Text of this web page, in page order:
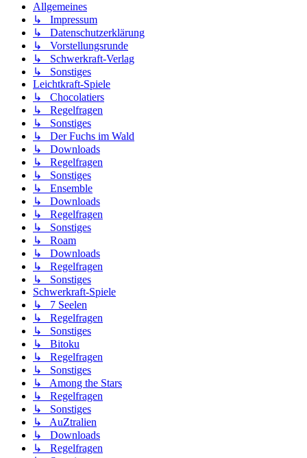
Allgemeines
↳ Impressum
↳ Datenschutzerklärung
↳ Vorstellungsrunde
↳ Schwerkraft-Verlag
↳ Sonstiges
Leichtkraft-Spiele
↳ Chocolatiers
↳ Regelfragen
↳ Sonstiges
↳ Der Fuchs im Wald
↳ Downloads
↳ Regelfragen
↳ Sonstiges
↳ Ensemble
↳ Downloads
↳ Regelfragen
↳ Sonstiges
↳ Roam
↳ Downloads
↳ Regelfragen
↳ Sonstiges
Schwerkraft-Spiele
↳ 7 Seelen
↳ Regelfragen
↳ Sonstiges
↳ Bitoku
↳ Regelfragen
↳ Sonstiges
↳ Among the Stars
↳ Regelfragen
↳ Sonstiges
↳ AuZtralien
↳ Downloads
↳ Regelfragen